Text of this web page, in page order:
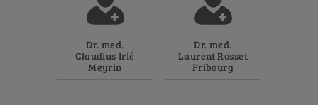
Dr. med.
Claudius Irlé
Meyrin
Dr. med.
Laurent Rosset
Fribourg